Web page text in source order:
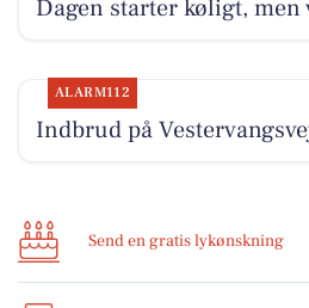
Dagen starter køligt, men
ALARM112
Indbrud på
Send en gratis lykønskning